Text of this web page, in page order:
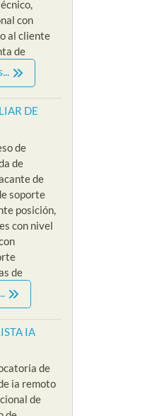
con
al cliente
de
DE
de
de
de
soporte
posición,
con nivel
de
IA
de
ia remoto
de
convocatoria
nueva
para